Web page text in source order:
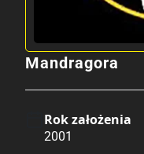
Mandragora
Rok założenia
2001